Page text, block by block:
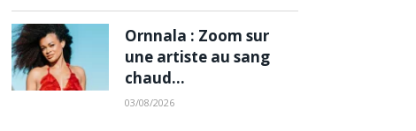
Ornnala : Zoom sur
une artiste au sang
chaud…
03/08/2026